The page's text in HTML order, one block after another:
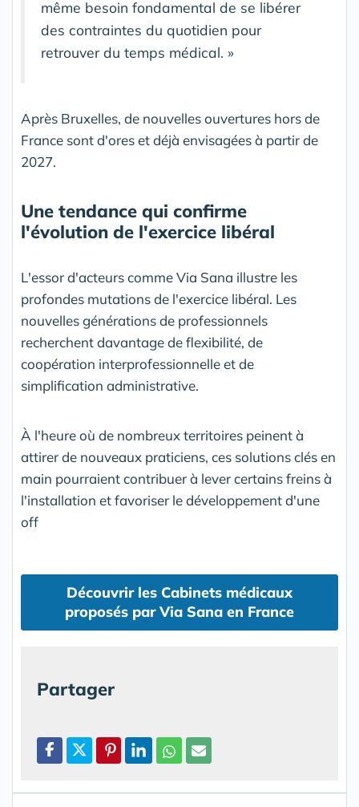
même besoin fondamental de se libérer
des contraintes du quotidien pour
retrouver du temps médical. »
Après Bruxelles, de nouvelles ouvertures hors de
France sont d'ores et déjà envisagées à partir de
2027.
Une tendance qui confirme
l'évolution de l'exercice libéral
L'essor d'acteurs comme Via Sana illustre les
profondes mutations de l'exercice libéral. Les
nouvelles générations de professionnels
recherchent davantage de flexibilité, de
coopération interprofessionnelle et de
simplification administrative.
À l'heure où de nombreux territoires peinent à
attirer de nouveaux praticiens, ces solutions clés en
main pourraient contribuer à lever certains freins à
l'installation et favoriser le développement d'une
off
Découvrir les Cabinets médicaux
proposés par Via Sana en France
Partager